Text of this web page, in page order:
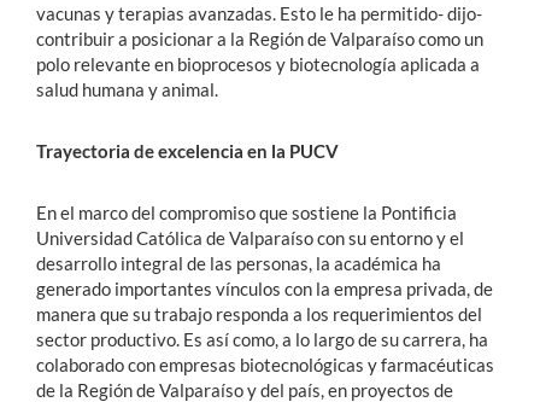
vacunas y terapias avanzadas. Esto le ha permitido- dijo-
contribuir a posicionar a la Región de Valparaíso como un
polo relevante en bioprocesos y biotecnología aplicada a
salud humana y animal.
Trayectoria de excelencia en la PUCV
En el marco del compromiso que sostiene la Pontificia
Universidad Católica de Valparaíso con su entorno y el
desarrollo integral de las personas, la académica ha
generado importantes vínculos con la empresa privada, de
manera que su trabajo responda a los requerimientos del
sector productivo. Es así como, a lo largo de su carrera, ha
colaborado con empresas biotecnológicas y farmacéuticas
de la Región de Valparaíso y del país, en proyectos de